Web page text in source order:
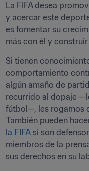
La FIFA desea
y acercar este
es fomentar su
más con él y
Si tienen
comportamiento
algún amaño de
recurrido al dopaje
fútbol—, les rogamos
También pueden
la FIFA si son
miembros de la
sus derechos en su